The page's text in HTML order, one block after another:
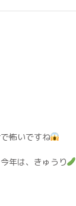
怖いですね
年は、きゅうり